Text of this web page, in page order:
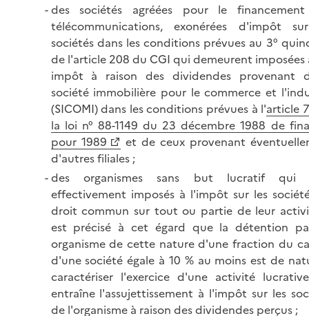
des sociétés agréées pour le
télécommunications, exonérées d'impôt
sociétés dans les conditions prévues au 3°
de l'article 208 du CGI qui demeurent imposées
impôt à raison des dividendes provenant
société immobilière pour le commerce et
(SICOMI) dans les conditions prévues à l'article
la loi n° 88-1149 du 23 décembre 1988 de
pour 1989
et de ceux provenant
d'autres filiales ;
des organismes sans but lucratif qui
effectivement imposés à l'impôt sur les
droit commun sur tout ou partie de leur
est précisé à cet égard que la détention
organisme de cette nature d'une fraction du
d'une société égale à 10 % au moins est de
caractériser l'exercice d'une activité
entraîne l'assujettissement à l'impôt sur les
de l'organisme à raison des dividendes perçus ;